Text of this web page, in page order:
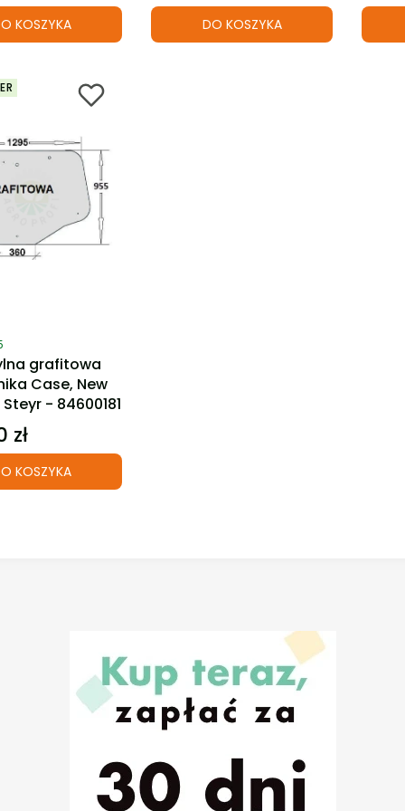
KOSZYKA DO KOSZYKA
grafitowa
Case, New
- 84600181
zł
KOSZYKA